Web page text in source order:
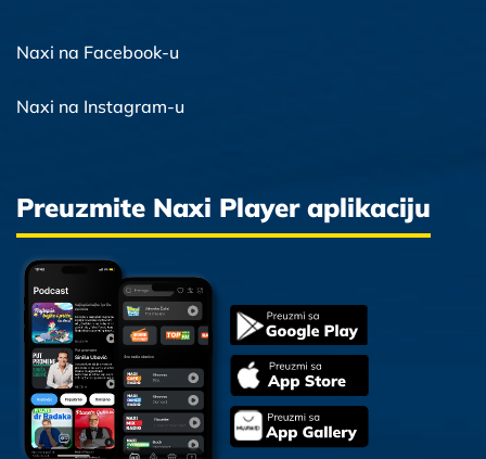
Naxi na Facebook-u
Naxi na Instagram-u
Preuzmite Naxi Player aplikaciju